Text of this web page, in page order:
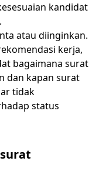
kandidat
atau diinginkan.
kerja,
bagaimana surat
dan kapan surat
tidak
status